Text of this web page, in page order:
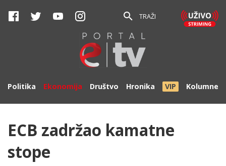
TRAŽI
Politika Ekonomija Društvo Hronika VIP Kolumne
ECB zadržao kamatne
stope